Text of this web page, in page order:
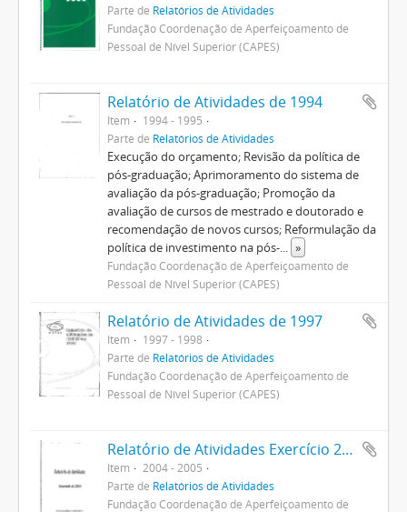
Parte de Relatórios de Atividades
Fundação Coordenação de Aperfeiçoamento de
Pessoal de Nível Superior (CAPES)
Relatório de Atividades de 1994
Item
1994 - 1995
Parte de Relatórios de Atividades
Execução do orçamento; Revisão da política de
pós-graduação; Aprimoramento do sistema de
avaliação da pós-graduação; Promoção da
avaliação de cursos de mestrado e doutorado e
recomendação de novos cursos; Reformulação da
política de investimento na pós-... »
Fundação Coordenação de Aperfeiçoamento de
Pessoal de Nível Superior (CAPES)
Relatório de Atividades de 1997
Item
1997 - 1998
Parte de Relatórios de Atividades
Fundação Coordenação de Aperfeiçoamento de
Pessoal de Nível Superior (CAPES)
Relatório de Atividades Exercício 2004
Item
2004 - 2005
Parte de Relatórios de Atividades
Fundação Coordenação de Aperfeiçoamento de